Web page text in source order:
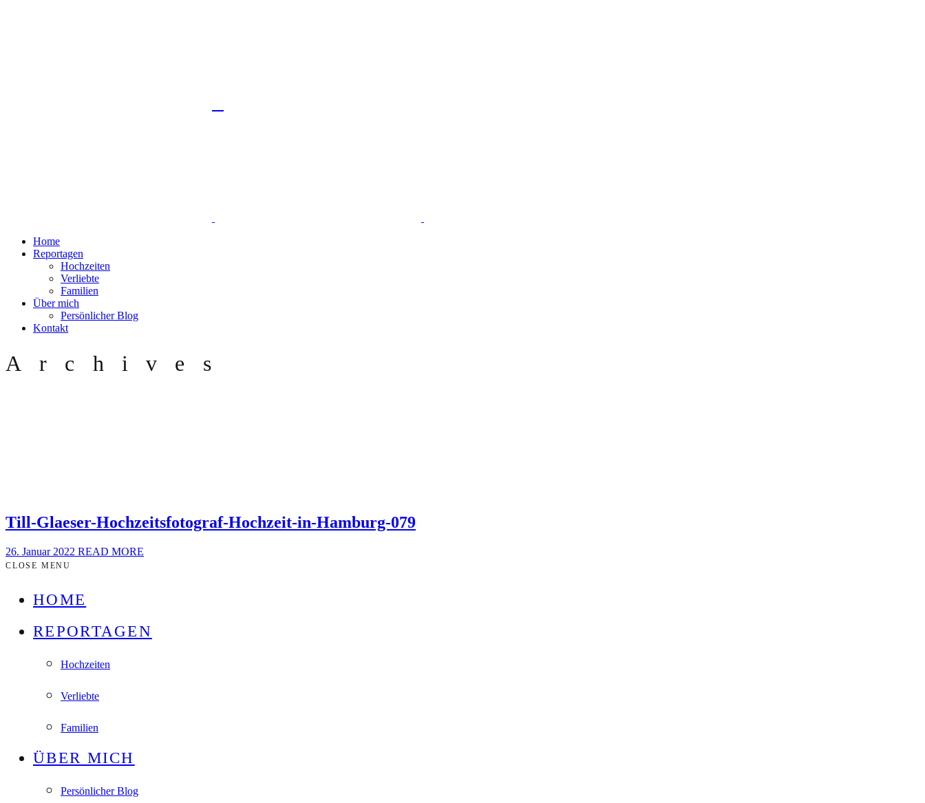
Home
Reportagen
Hochzeiten
Verliebte
Familien
Über mich
Persönlicher Blog
Kontakt
Archives
Till-Glaeser-Hochzeitsfotograf-Hochzeit-in-Hamburg-079
26. Januar 2022 READ MORE
CLOSE MENU
HOME
REPORTAGEN
Hochzeiten
Verliebte
Familien
ÜBER MICH
Persönlicher Blog